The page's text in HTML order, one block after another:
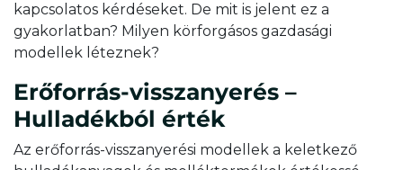
kapcsolatos kérdéseket. De mit is jelent ez a
gyakorlatban? Milyen körforgásos gazdasági
modellek léteznek?
Erőforrás-visszanyerés –
Hulladékból érték
Az erőforrás-visszanyerési modellek a keletkező